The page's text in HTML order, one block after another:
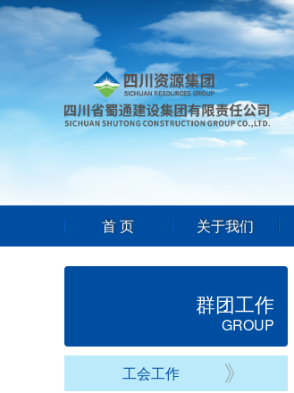
首 页 关于我们
群团工作
GROUP
工会工作